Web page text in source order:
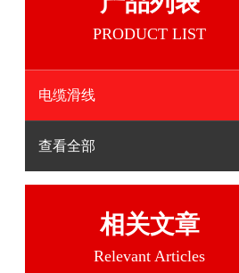
PRODUCT LIST
电缆滑线
查看全部
相关文章
Relevant Articles